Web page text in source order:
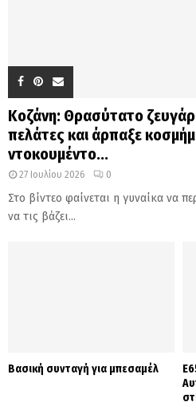
Κοζάνη: Θρασύτατο
πελάτες και άρπαξε
ντοκουμέντο...
27 Ιουλίου 2026 0
Στο βίντεο φαίνεται η γυναίκα να
να τις βάζει...
Βασική συνταγή για μπεσαμέλ